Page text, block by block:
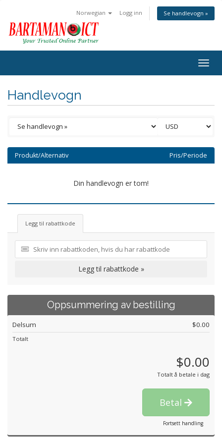
Norwegian Logg inn Se handlevogn »
Handlevogn
Produkt/Alternativ Pris/Periode
Din handlevogn er tom!
Legg til rabattkode
Legg til rabattkode »
Oppsummering av bestilling
Delsum $0.00
Totalt
$0.00
Totalt å betale i dag
Betal
Fortsett handling